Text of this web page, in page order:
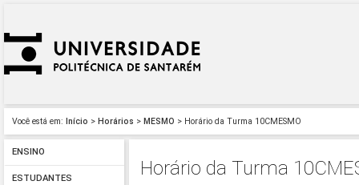
Você está em: Início > Horários > MESMO > Horário da Turma 10CMESMO
ENSINO
ESTUDANTES Horário da Turma